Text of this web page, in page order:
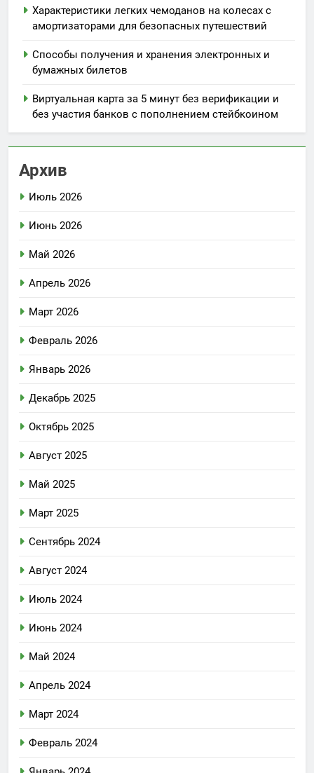
Характеристики легких чемоданов на колесах с
амортизаторами для безопасных путешествий
Способы получения и хранения электронных и
бумажных билетов
Виртуальная карта за 5 минут без верификации и
без участия банков с пополнением стейбкоином
Архив
Июль 2026
Июнь 2026
Май 2026
Апрель 2026
Март 2026
Февраль 2026
Январь 2026
Декабрь 2025
Октябрь 2025
Август 2025
Май 2025
Март 2025
Сентябрь 2024
Август 2024
Июль 2024
Июнь 2024
Май 2024
Апрель 2024
Март 2024
Февраль 2024